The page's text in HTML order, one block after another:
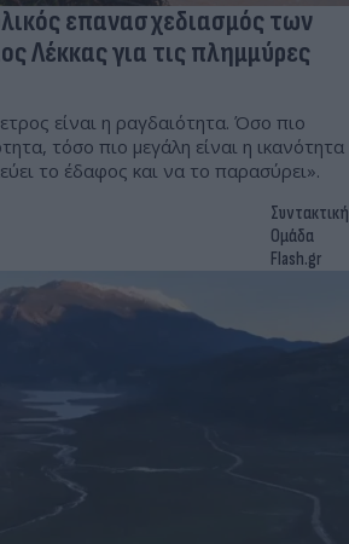
επανασχεδιασμός των
Λέκκας για τις πλημμύρες
είναι η ραγδαιότητα. Όσο πιο
τόσο πιο μεγάλη είναι η ικανότητα
το έδαφος και να το παρασύρει».
Συντακτική
Ομάδα
Flash.gr